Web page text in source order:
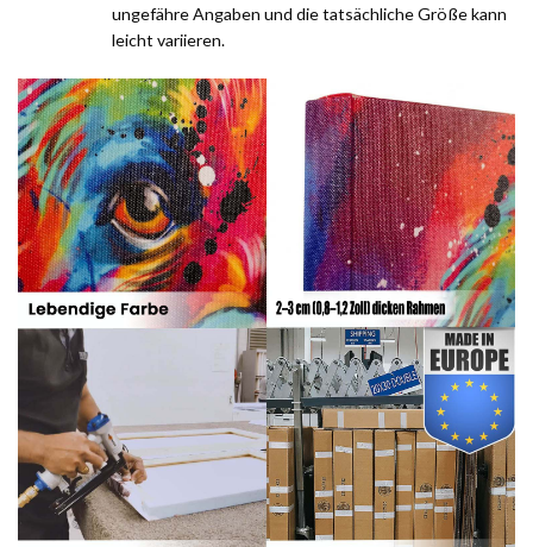
ungefähre Angaben und die tatsächliche Größe kann
leicht variieren.